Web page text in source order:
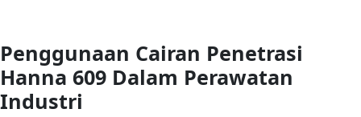
Penggunaan Cairan Penetrasi
Hanna 609 Dalam Perawatan
Industri